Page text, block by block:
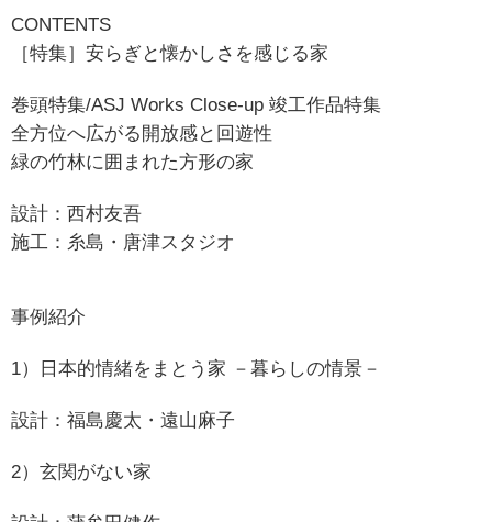
CONTENTS
［特集］安らぎと懐かしさを感じる家
巻頭特集/ASJ Works Close-up 竣工作品特集​
全方位へ広がる開放感と回遊性
緑の竹林に囲まれた方形の家
設計：西村友吾
施工：糸島・唐津スタジオ
事例紹介
1）日本的情緒をまとう家 －暮らしの情景－
設計：福島慶太・遠山麻子
2）玄関がない家